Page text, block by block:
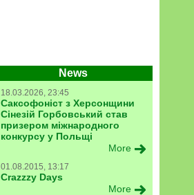
News
18.03.2026, 23:45
Саксофоніст з Херсонщини
Сінезій Горбовський став
призером міжнародного
конкурсу у Польщі
More
01.08.2015, 13:17
Crazzzy Days
More